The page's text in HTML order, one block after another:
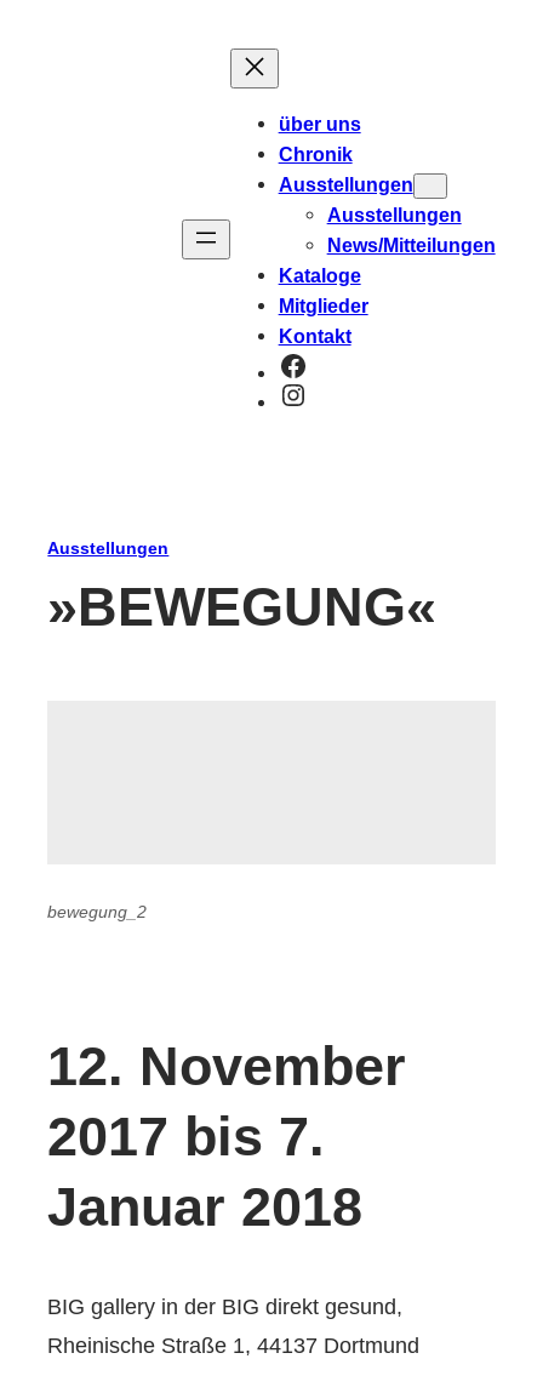
über uns
Chronik
Ausstellungen
Ausstellungen
News/Mitteilungen
Kataloge
Mitglieder
Kontakt
Facebook
Instagram
Ausstellungen
»BEWEGUNG«
bewegung_2
12. November
2017 bis 7.
Januar 2018
BIG gallery in der BIG direkt gesund,
Rheinische Straße 1, 44137 Dortmund